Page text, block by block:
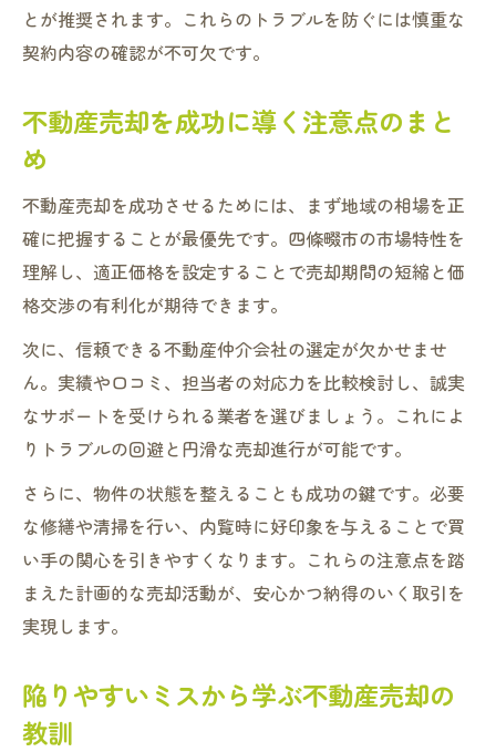
とが推奨されます。これらのトラブルを防ぐには慎重な
契約内容の確認が不可欠です。
不動産売却を成功に導く注意点のまと
め
不動産売却を成功させるためには、まず地域の相場を正
確に把握することが最優先です。四條畷市の市場特性を
理解し、適正価格を設定することで売却期間の短縮と価
格交渉の有利化が期待できます。
次に、信頼できる不動産仲介会社の選定が欠かせませ
ん。実績や口コミ、担当者の対応力を比較検討し、誠実
なサポートを受けられる業者を選びましょう。これによ
りトラブルの回避と円滑な売却進行が可能です。
さらに、物件の状態を整えることも成功の鍵です。必要
な修繕や清掃を行い、内覧時に好印象を与えることで買
い手の関心を引きやすくなります。これらの注意点を踏
まえた計画的な売却活動が、安心かつ納得のいく取引を
実現します。
陥りやすいミスから学ぶ不動産売却の
教訓